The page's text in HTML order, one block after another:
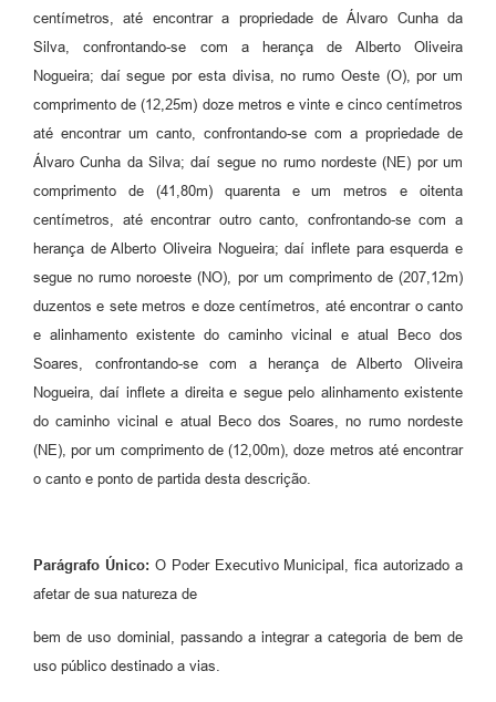
centímetros, até encontrar a propriedade de Álvaro Cunha da
Silva, confrontando-se com a herança de Alberto Oliveira
Nogueira; daí segue por esta divisa, no rumo Oeste (O), por um
comprimento de (12,25m) doze metros e vinte e cinco centímetros
até encontrar um canto, confrontando-se com a propriedade de
Álvaro Cunha da Silva; daí segue no rumo nordeste (NE) por um
comprimento de (41,80m) quarenta e um metros e oitenta
centímetros, até encontrar outro canto, confrontando-se com a
herança de Alberto Oliveira Nogueira; daí inflete para esquerda e
segue no rumo noroeste (NO), por um comprimento de (207,12m)
duzentos e sete metros e doze centímetros, até encontrar o canto
e alinhamento existente do caminho vicinal e atual Beco dos
Soares, confrontando-se com a herança de Alberto Oliveira
Nogueira, daí inflete a direita e segue pelo alinhamento existente
do caminho vicinal e atual Beco dos Soares, no rumo nordeste
(NE), por um comprimento de (12,00m), doze metros até encontrar
o canto e ponto de partida desta descrição.
Parágrafo Único: O Poder Executivo Municipal, fica autorizado a
afetar de sua natureza de
bem de uso dominial, passando a integrar a categoria de bem de
uso público destinado a vias.